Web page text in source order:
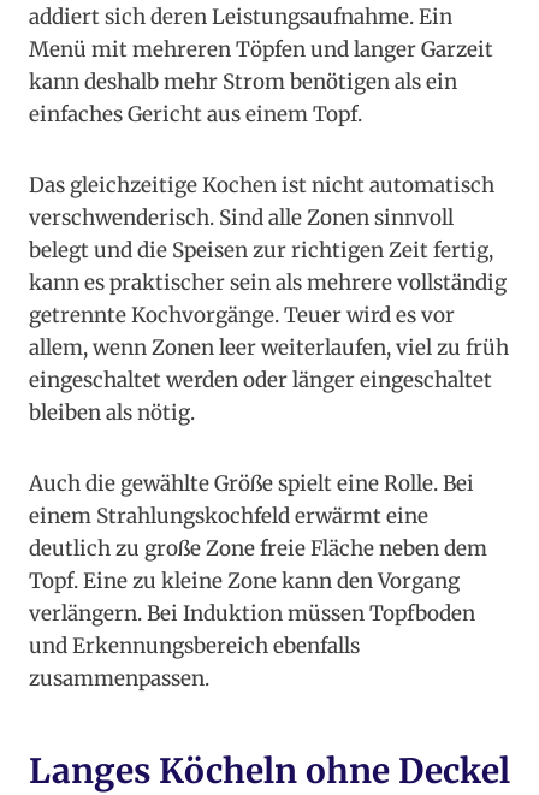
addiert sich deren Leistungsaufnahme. Ein
Menü mit mehreren Töpfen und langer Garzeit
kann deshalb mehr Strom benötigen als ein
einfaches Gericht aus einem Topf.
Das gleichzeitige Kochen ist nicht automatisch
verschwenderisch. Sind alle Zonen sinnvoll
belegt und die Speisen zur richtigen Zeit fertig,
kann es praktischer sein als mehrere vollständig
getrennte Kochvorgänge. Teuer wird es vor
allem, wenn Zonen leer weiterlaufen, viel zu früh
eingeschaltet werden oder länger eingeschaltet
bleiben als nötig.
Auch die gewählte Größe spielt eine Rolle. Bei
einem Strahlungskochfeld erwärmt eine
deutlich zu große Zone freie Fläche neben dem
Topf. Eine zu kleine Zone kann den Vorgang
verlängern. Bei Induktion müssen Topfboden
und Erkennungsbereich ebenfalls
zusammenpassen.
Langes Köcheln ohne Deckel